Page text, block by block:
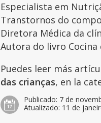
Especialista em
Transtornos do
Diretora Médica da
Autora do livro Cocina
Puedes leer más
das crianças, en la
Publicado: 7 de
Atualizado: 11 de